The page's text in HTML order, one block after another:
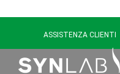
ASSISTENZA CLIENTI